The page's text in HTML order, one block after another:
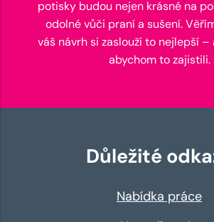
potisky budou nejen krásné na
odolné vůči praní a sušení.
váš návrh si zaslouží to nejlepší –
abychom to zajistili.
Důležité
Nabídka práce